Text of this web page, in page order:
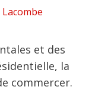
et des
la
commercer.